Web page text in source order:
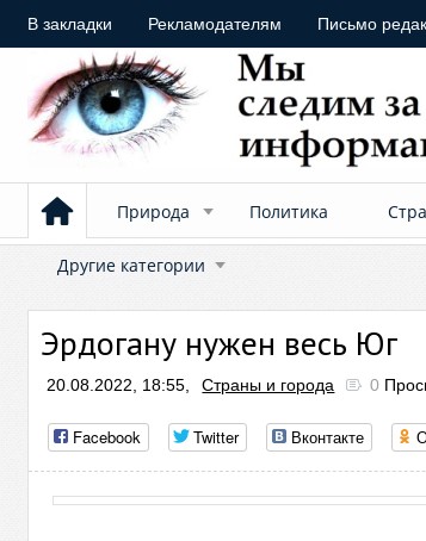
В закладки Рекламодателям Письмо
Природа Политика
Другие категории
Эрдогану нужен весь Юг
20.08.2022, 18:55, Страны и города 0
Facebook Twitter Вконтакте